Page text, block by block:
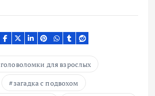
головоломки для взрослых
загадка с подвохом